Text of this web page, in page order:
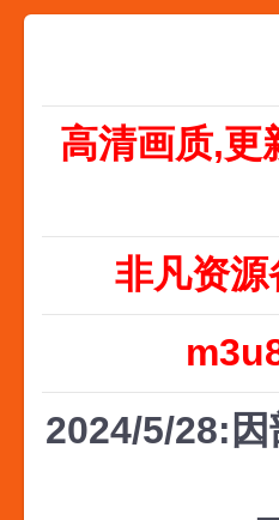
高清画质,更
非凡资源
2024/5/28: